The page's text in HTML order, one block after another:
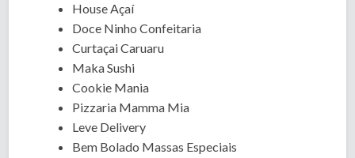
House Açaí
Doce Ninho Confeitaria
Curtaçai Caruaru
Maka Sushi
Cookie Mania
Pizzaria Mamma Mia
Leve Delivery
Bem Bolado Massas Especiais